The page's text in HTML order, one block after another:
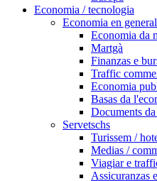
Economia / tecnologia
Economia en general
Economia da
Martgà
Finanzas e
Traffic
Economia
Basas da
Documents
Servetschs
Turissem /
Medias /
Viagiar e
Assicuranzas